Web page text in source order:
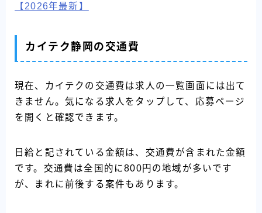
【2026年最新】
カイテク静岡の交通費
現在、カイテクの交通費は求人の一覧画面には出て
きません。気になる求人をタップして、応募ページ
を開くと確認できます。
日給と記されている金額は、交通費が含まれた金額
です。交通費は全国的に800円の地域が多いです
が、まれに前後する案件もあります。